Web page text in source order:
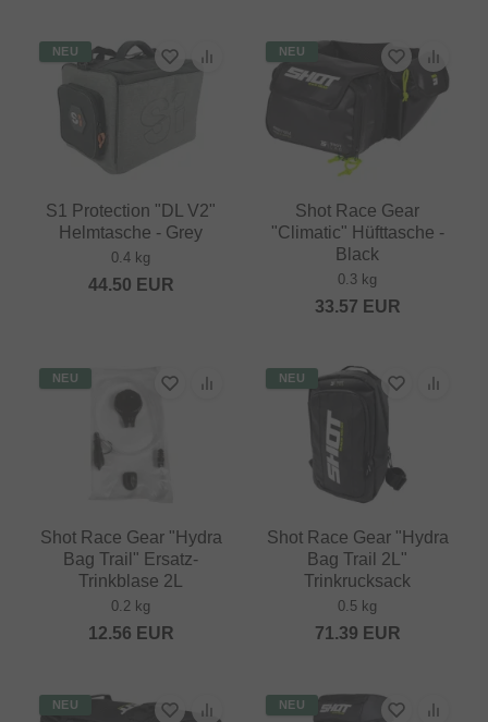
NEU
S1 Protection "DL V2"
Helmtasche - Grey
0.4 kg
44.50 EUR
NEU
Shot Race Gear
"Climatic" Hüfttasche -
Black
0.3 kg
33.57 EUR
NEU
Shot Race Gear "Hydra
Bag Trail" Ersatz-
Trinkblase 2L
0.2 kg
12.56 EUR
NEU
Shot Race Gear "Hydra
Bag Trail 2L"
Trinkrucksack
0.5 kg
71.39 EUR
NEU NEU